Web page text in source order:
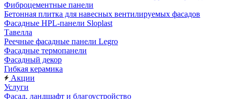
Фиброцементные панели
Бетонная плитка для навесных вентилируемых фасадов
Фасадные HPL-панели Sloplast
Тавелла
Реечные фасадные панели Legro
Фасадные термопанели
Фасадный декор
Гибкая керамика
Акции
Услуги
Фасад, ландшафт и благоустройство